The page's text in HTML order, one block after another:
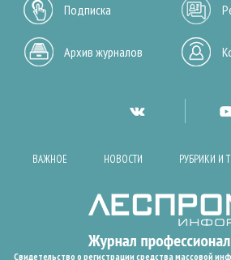
Подписка
Архив журналов
ВАЖНОЕ НОВОСТИ РУБРИКИ И
Свидетельство о регистрации средства массовой